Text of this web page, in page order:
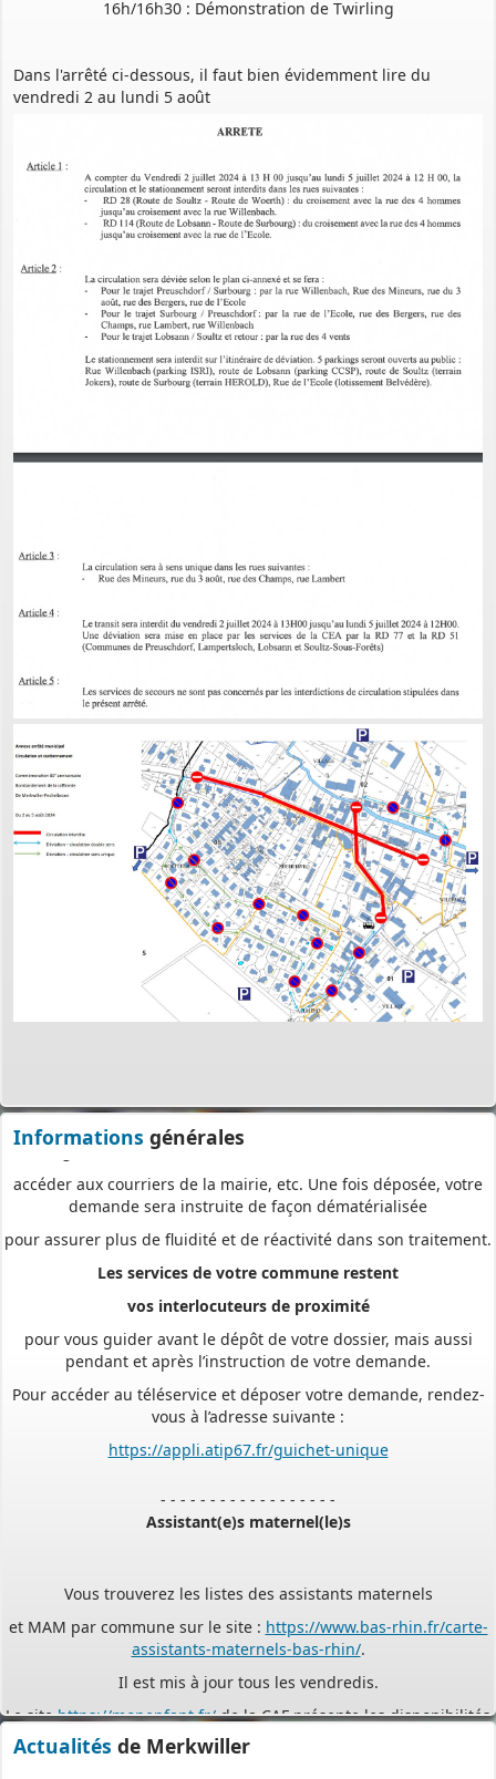
16h/16h30 : Démonstration de Twirling
Dans l'arrêté ci-dessous, il faut bien évidemment lire du
vendredi 2 au lundi 5 août
Informations générales
PERMIS DE CONSTRUIRE- DECLARATION PREALABLE
dorénavant en ligne
Depuis le 3 janvier 2022, vous pouvez profiter de lasaisine par
voie électronique (SVE)pour déposer votredemande
(Permis de construire, d’aménager et de démolir, déclaration
réception
et de prise en compte de votre dossier qu’un dépôt par papier.
Nous vous proposons un téléservice, destiné aux particuliers
comme aux professionnels,
poursaisir et déposer toutes les pièces de votre dossier
directement en ligne,
à tout moment et où que vous soyez, dans le cadre d’une
démarche simplifiée.
Plus besoin d’imprimer vos demandes en de multiples
exemplaires, d’envoyer des plis en recommandé avec accusé de
réception
de frais d’envoi et de temps. Vous pouvez également suivre en
ligne l’avancement du traitement de votre demande,
accéder aux courriers de la mairie, etc. Une fois déposée, votre
demande sera instruite de façon dématérialisée
pour assurer plus de fluidité et de réactivité dans son traitement.
Les services de votre commune restent
vos interlocuteurs de proximité
pour vous guider avant le dépôt de votre dossier, mais aussi
pendant et après l’instruction de votre demande.
Pour accéder au téléservice et déposer votre demande, rendez-
vous à l’adresse suivante :
https://appli.atip67.fr/guichet-unique
Assistant(e)s maternel(le)s
et MAM par commune sur le site :https://www.bas-rhin.fr/carte-
assistants-maternels-bas-rhin/.
Il est mis à jour tous les vendredis.
https://monenfant.fr/de la CAF présente les disponibilités
des assistants maternels.
Actualités de Merkwiller